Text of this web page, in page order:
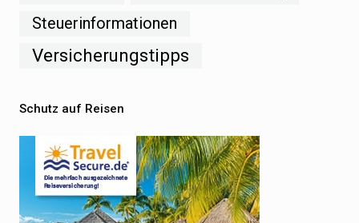
Steuerinformationen
Versicherungstipps
Schutz auf Reisen